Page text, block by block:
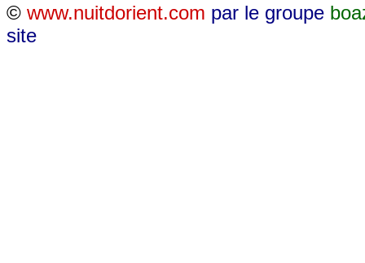
© www.nuitdorient.com par le groupe
site